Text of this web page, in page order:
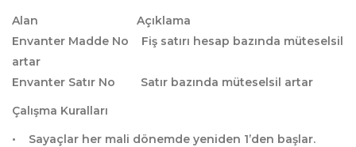
Alan Açıklama
Envanter Madde No Fiş satırı hesap bazında müteselsil
artar
Envanter Satır No Satır bazında müteselsil artar
Çalışma Kuralları
• Sayaçlar her mali dönemde yeniden 1’den başlar.